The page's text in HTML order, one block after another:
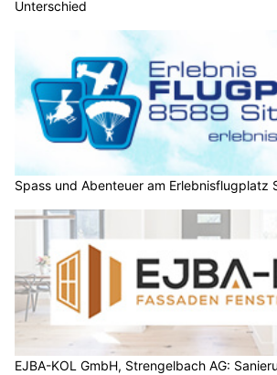
Unterschied
Spass und Abenteuer am Erlebnisflugplatz
EJBA-KOL GmbH, Strengelbach AG: